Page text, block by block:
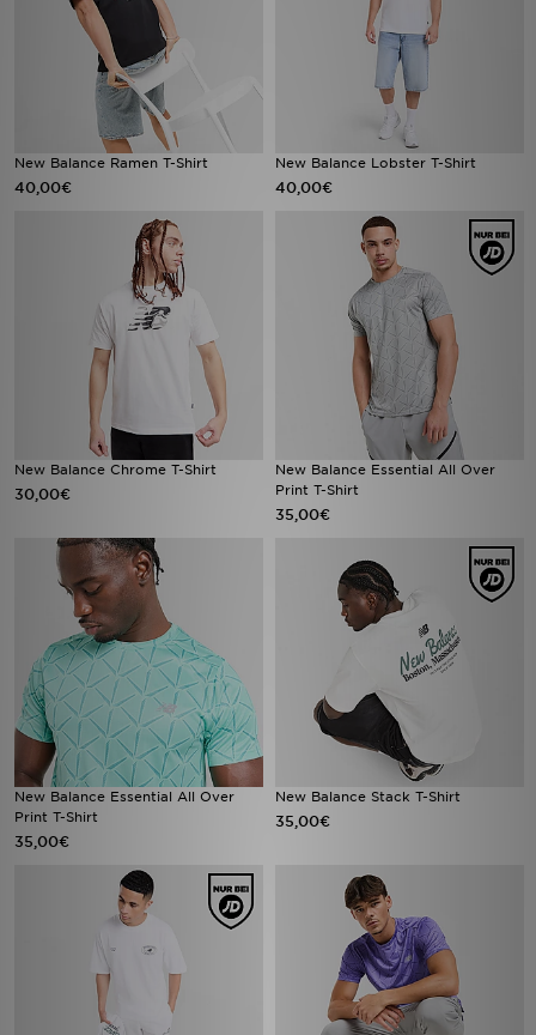
New Balance Ramen T-Shirt
40,00€
New Balance Lobster T-Shirt
40,00€
New Balance Chrome T-Shirt
30,00€
New Balance Essential All Over
Print T-Shirt
35,00€
New Balance Essential All Over
Print T-Shirt
35,00€
New Balance Stack T-Shirt
35,00€